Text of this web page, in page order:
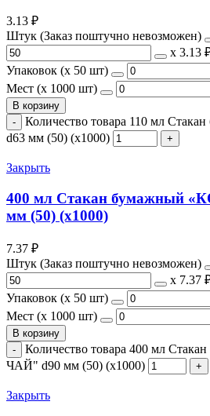
3.13 ₽
Штук (Заказ поштучно невозможен)
х 3.13
Упаковок (x 50 шт)
Мест (x 1000 шт)
В корзину
Количество товара 110 мл
d63 мм (50) (х1000)
Закрыть
400 мл Стакан бумажный
мм (50) (х1000)
7.37 ₽
Штук (Заказ поштучно невозможен)
х 7.37
Упаковок (x 50 шт)
Мест (x 1000 шт)
В корзину
Количество товара 400 мл
ЧАЙ" d90 мм (50) (х1000)
Закрыть